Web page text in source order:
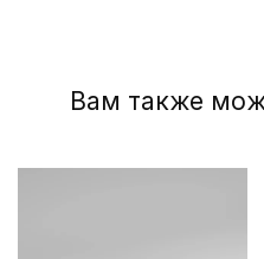
Вам также